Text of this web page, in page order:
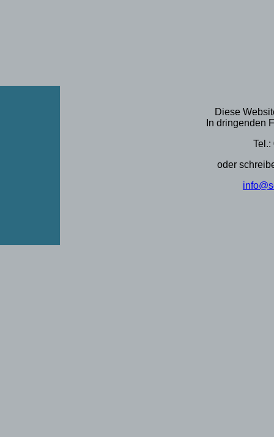
Diese
In dringenden
Tel.:
oder